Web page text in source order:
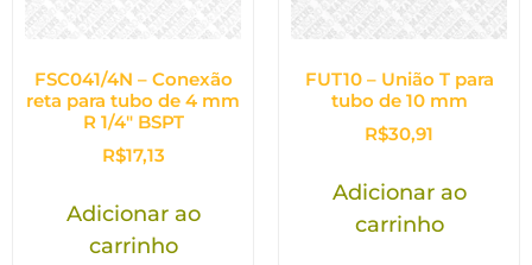
FSC041/4N – Conexão
reta para tubo de 4 mm
R 1/4″ BSPT
R$17,13
Adicionar ao
carrinho
FUT10 – União T para
tubo de 10 mm
R$30,91
Adicionar ao
carrinho